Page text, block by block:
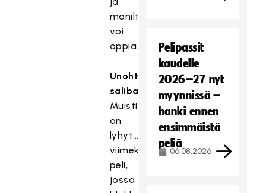
monilta
voi
oppia.
Unohtumattomin
salibandymuisto
Muisti
on
lyhyt…
viimekauden
peli,
jossa
Pelipassit
kaudelle
2026–27 nyt
myynnissä –
hanki ennen
ensimmäistä
peliä
06.08.2026